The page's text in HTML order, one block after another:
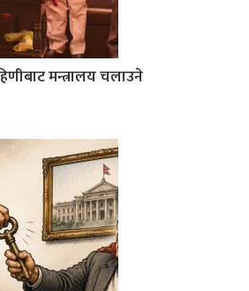
मन्त्रालय चलाउने